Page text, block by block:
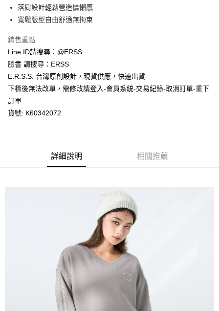
ATM／網路銀行／等多元方式進行付款，方視為交易完成。
※ 請注意：結帳手續完成當下不需立刻繳費，但若您需要取消訂單，請聯絡
後付繳納相關費用。
※ 交易是否成功請以「AFTEE先享後付 」之結帳頁面顯示為準，若有關於
是否繳費成功／繳費後需取消欲退款等相關疑問，請聯繫「AFTEE先享後付
客戶支援中心」https://netprotections.freshdesk.com/support/home
【注意事項】
１．透過由恩沛科技股份有限公司提供之「AFTEE先享後付」服務完成之交
易，需依本服務之必要範圍內提供個人資料，並將交易相關給付款項請求債
２．關於個人資料處理事宜，請瀏覽以下網址：
４．使用「AFTEE先享後付」時，將依據個別帳號之用戶狀況，依本公司即
時審查核予不同之上限額度；若仍有額度不足之情形，本公司將視審查結果
恩沛科技股份有限公司將有權停止該用戶之使用額度並採取法律行動。
付款後萊爾富取貨
7-11取貨付款
每筆NT$80，滿NT$1,200(含以上)免運費
付款後7-11取貨
每筆NT$80，滿NT$1,200(含以上)免運費
落肩設計輕鬆營造慵懶感
寬鬆版型自由舒適無拘束
銷售重點
Line ID請搜尋：@ERSS
臉書 請搜尋：ERSS
E.R.S.S. 台灣原創設計，現貨供應，快速出貨
下標後無法改單，需修改請登入-會員系統-交易紀錄-取消訂單-重下
訂單
貨號: K60342072
詳細說明 相關推薦